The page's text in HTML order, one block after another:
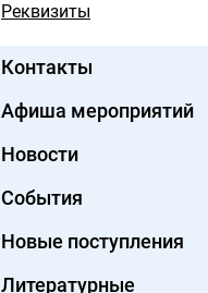
Реквизиты
Контакты
Афиша мероприятий
Новости
События
Новые поступления
Литературные